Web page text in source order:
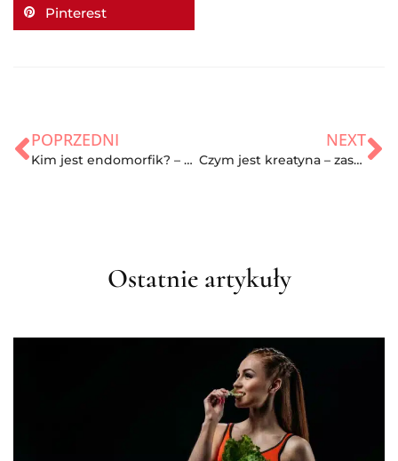
Pinterest
POPRZEDNI
Kim jest endomorfik? – charakterystyka, treningi
NEXT
Czym jest kreatyna – zastosowania oraz właściwości
Ostatnie artykuły